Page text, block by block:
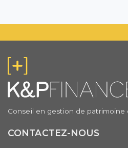
Conseil en gestion de patrimoine
CONTACTEZ-NOUS